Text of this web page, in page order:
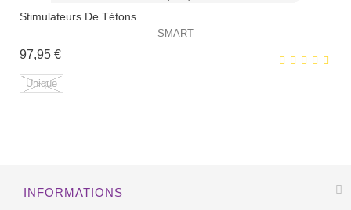
HORS STOCK
HORS STOCK
Stimulateurs De Tétons...
SMART
97,95 €Prix
Unique
INFORMATIONS